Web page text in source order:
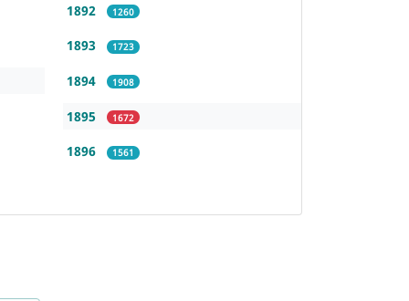
1892 1260
1893 1723
1894 1908
1895 1672
1896 1561